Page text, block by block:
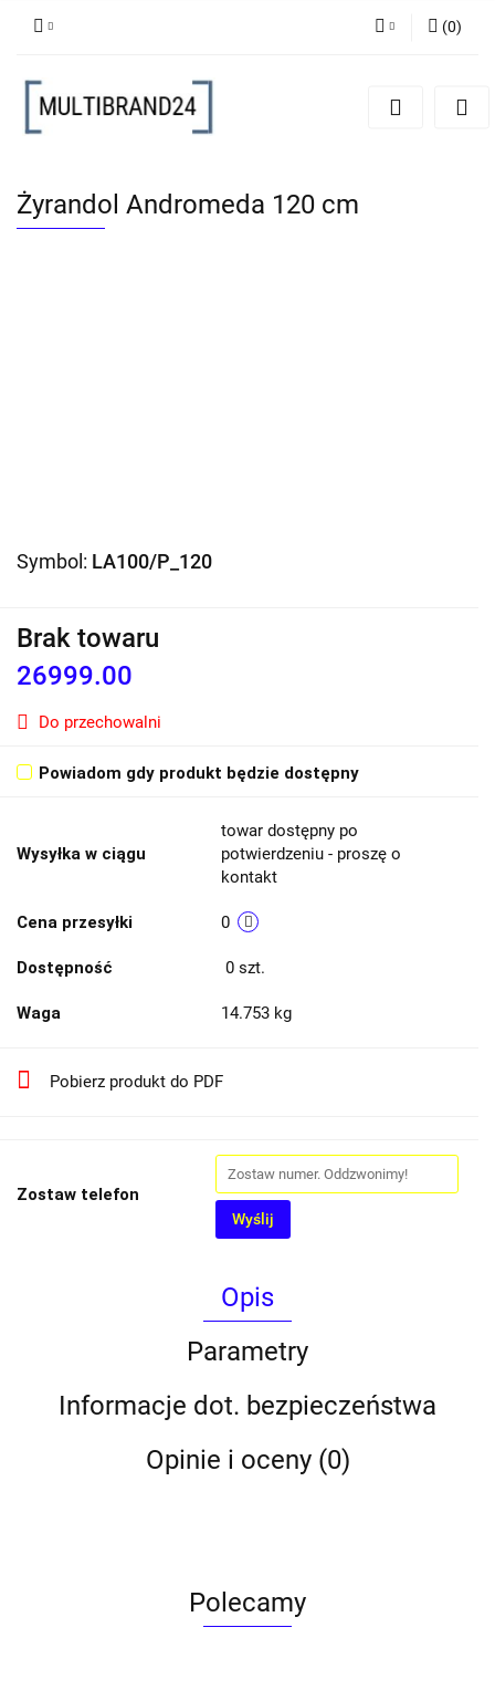
Zarejestruj się
(0)
Żyrandol Andromeda 120 cm
Symbol: LA100/P_120
Brak towaru
26999.00
Do przechowalni
Powiadom gdy produkt będzie dostępny
Wysyłka w ciągu
towar dostępny po
potwierdzeniu - proszę o
kontakt
Cena przesyłki 0
Dostępność 0 szt.
Waga 14.753 kg
Pobierz produkt do PDF
Zostaw telefon
Wyślij
Opis
Parametry
Informacje dot. bezpieczeństwa
Opinie i oceny (0)
Polecamy